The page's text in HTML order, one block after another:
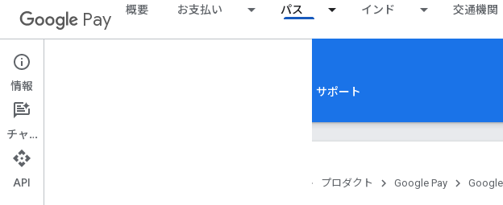
Pay 概要 お支払い パス インド 交通機関
Google Pay for Passes
ホーム サポート
プロダクト Google Pay
情報
チャット
API